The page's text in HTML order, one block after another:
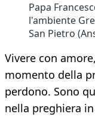
Papa
l'ambiente
San Pietro
Vivere con
momento della
perdono. Sono
nella preghiera